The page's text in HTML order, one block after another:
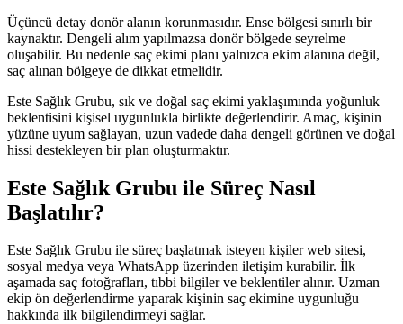
Üçüncü detay donör alanın korunmasıdır. Ense bölgesi sınırlı bir
kaynaktır. Dengeli alım yapılmazsa donör bölgede seyrelme
oluşabilir. Bu nedenle saç ekimi planı yalnızca ekim alanına değil,
saç alınan bölgeye de dikkat etmelidir.
Este Sağlık Grubu, sık ve doğal saç ekimi yaklaşımında yoğunluk
beklentisini kişisel uygunlukla birlikte değerlendirir. Amaç, kişinin
yüzüne uyum sağlayan, uzun vadede daha dengeli görünen ve doğal
hissi destekleyen bir plan oluşturmaktır.
Este Sağlık Grubu ile Süreç Nasıl
Başlatılır?
Este Sağlık Grubu ile süreç başlatmak isteyen kişiler web sitesi,
sosyal medya veya WhatsApp üzerinden iletişim kurabilir. İlk
aşamada saç fotoğrafları, tıbbi bilgiler ve beklentiler alınır. Uzman
ekip ön değerlendirme yaparak kişinin saç ekimine uygunluğu
hakkında ilk bilgilendirmeyi sağlar.